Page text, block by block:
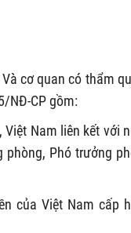
cơ quan có thẩm
NĐ-CP gồm:
Việt Nam liên kết với
Phó trưởng
của Việt Nam cấp